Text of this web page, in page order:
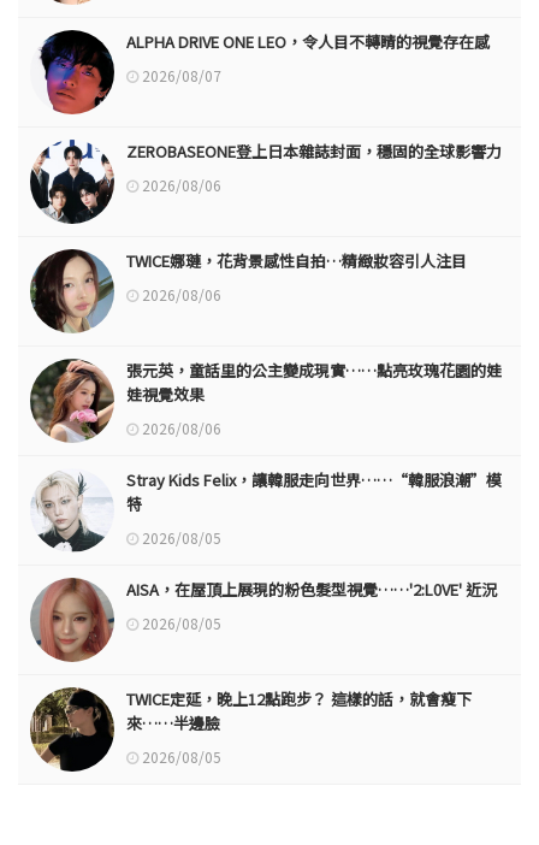
ALPHA DRIVE ONE LEO，令人目不轉睛的視覺存在感
2026/08/07
ZEROBASEONE登上日本雜誌封面，穩固的全球影響力
2026/08/06
TWICE娜璉，花背景感性自拍…精緻妝容引人注目
2026/08/06
張元英，童話里的公主變成現實……點亮玫瑰花園的娃
娃視覺效果
2026/08/06
Stray Kids Felix，讓韓服走向世界……“韓服浪潮”模
特
2026/08/05
AISA，在屋頂上展現的粉色髮型視覺……'2:L0VE' 近況
2026/08/05
TWICE定延，晚上12點跑步？ 這樣的話，就會瘦下
來……半邊臉
2026/08/05